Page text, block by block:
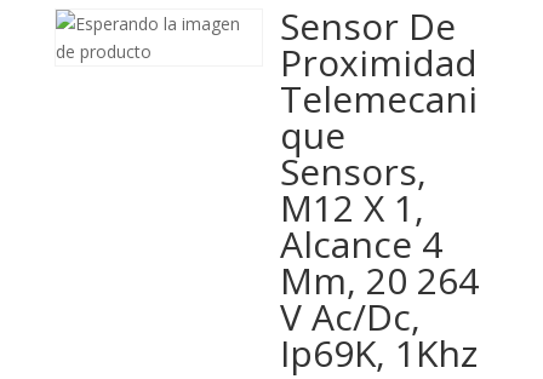
Sensor De
Proximidad
Telemecani
que
Sensors,
M12 X 1,
Alcance 4
Mm, 20 264
V Ac/Dc,
Ip69K, 1Khz